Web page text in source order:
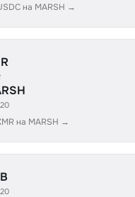
на MARSH →
на MARSH →